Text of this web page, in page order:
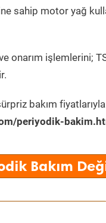
sahip motor yağ
onarım işlemlerini;
bakım fiyatlarıyla
periyodik-
Bakım